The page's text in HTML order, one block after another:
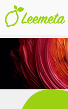
Skip to main content